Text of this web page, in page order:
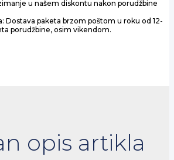
u našem diskontu nakon porudžbine
Dostava paketa brzom poštom u roku od 12-
porudžbine, osim vikendom.
opis artikla